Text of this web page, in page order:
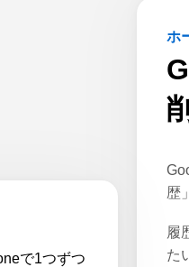
で1つずつ
ホ
歴
履
た